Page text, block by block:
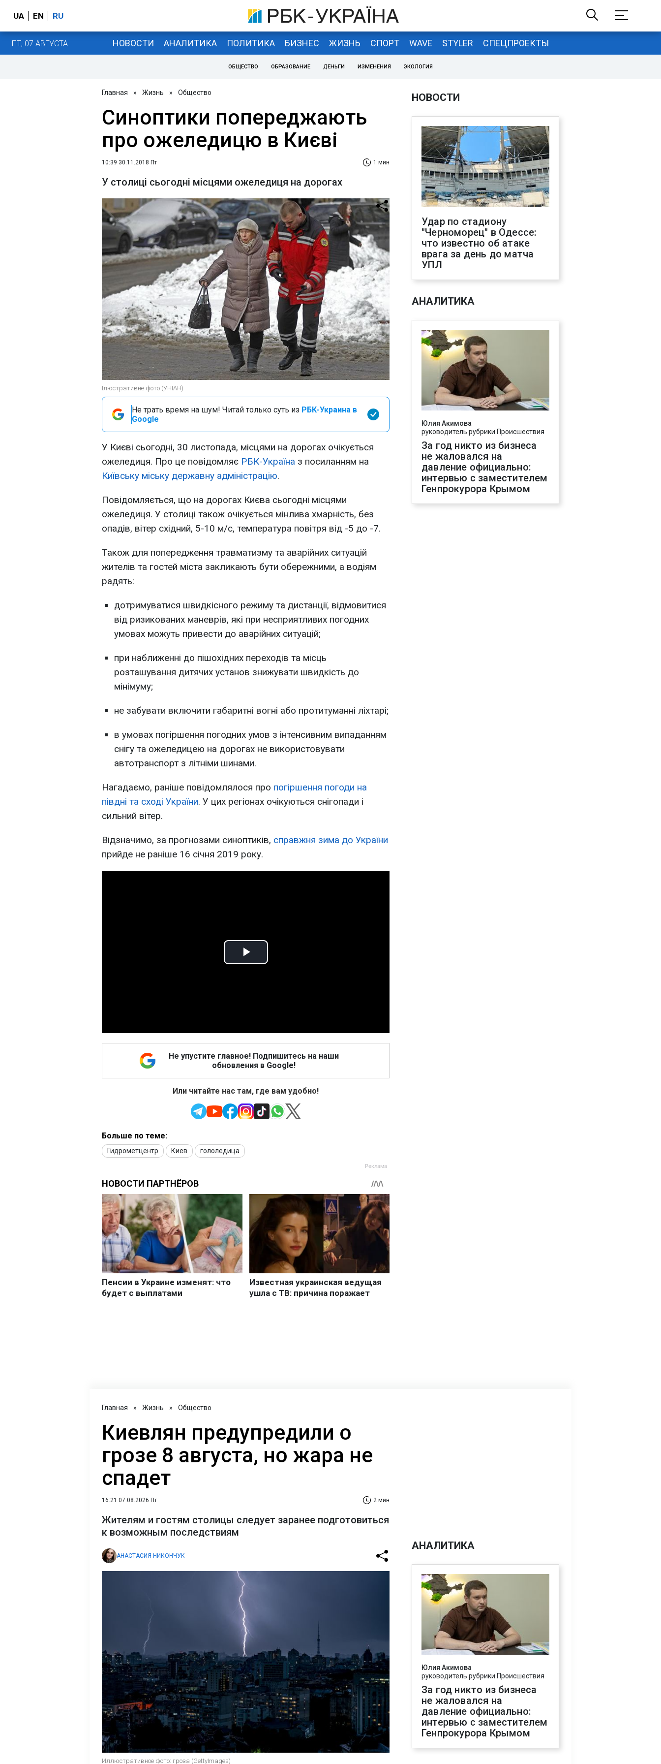
UA EN RU
ПТ, 07 АВГУСТА НОВОСТИ АНАЛИТИКА ПОЛИТИКА БИЗНЕС ЖИЗНЬ СПОРТ WAVE STYLER СПЕЦПРОЕКТЫ
ОБЩЕСТВО ОБРАЗОВАНИЕ ДЕНЬГИ ИЗМЕНЕНИЯ ЭКОЛОГИЯ
Главная » Жизнь » Общество
Синоптики попереджають
про ожеледицю в Києві
10:39 30.11.2018 Пт 1 мин
У столиці сьогодні місцями ожеледиця на дорогах
Ілюстративне фото (УНІАН)
Не трать время на шум! Читай только суть из РБК-Украина в
Google
У Києві сьогодні, 30 листопада, місцями на дорогах очікується
ожеледиця. Про це повідомляє РБК-Україна з посиланням на
Київську міську державну адміністрацію.
Повідомляється, що на дорогах Києва сьогодні місцями
ожеледиця. У столиці також очікується мінлива хмарність, без
опадів, вітер східний, 5-10 м/с, температура повітря від -5 до -7.
Також для попередження травматизму та аварійних ситуацій
жителів та гостей міста закликають бути обережними, а водіям
радять:
дотримуватися швидкісного режиму та дистанції, відмовитися
від ризикованих маневрів, які при несприятливих погодних
умовах можуть привести до аварійних ситуацій;
при наближенні до пішохідних переходів та місць
розташування дитячих установ знижувати швидкість до
мінімуму;
не забувати включити габаритні вогні або протитуманні ліхтарі;
в умовах погіршення погодних умов з інтенсивним випаданням
снігу та ожеледицею на дорогах не використовувати
автотранспорт з літніми шинами.
Нагадаємо, раніше повідомлялося про погіршення погоди на
півдні та сході України. У цих регіонах очікуються снігопади і
сильний вітер.
Відзначимо, за прогнозами синоптиків, справжня зима до України
прийде не раніше 16 січня 2019 року.
Play
Не упустите главное! Подпишитесь на наши
обновления в Google!
Или читайте нас там, где вам удобно!
Больше по теме:
Гидрометцентр Киев гололедица
НОВОСТИ
Удар по стадиону
"Черноморец" в Одессе:
что известно об атаке
врага за день до матча
УПЛ
АНАЛИТИКА
Юлия Акимова
руководитель рубрики Происшествия
За год никто из бизнеса
не жаловался на
давление официально:
интервью с заместителем
Генпрокурора Крымом
Главная » Жизнь » Общество
Киевлян предупредили о
грозе 8 августа, но жара не
спадет
16:21 07.08.2026 Пт 2 мин
Жителям и гостям столицы следует заранее подготовиться
к возможным последствиям
АНАСТАСИЯ НИКОНЧУК
Иллюстративное фото: гроза (GettyImages)
АНАЛИТИКА
Юлия Акимова
руководитель рубрики Происшествия
За год никто из бизнеса
не жаловался на
давление официально:
интервью с заместителем
Генпрокурора Крымом